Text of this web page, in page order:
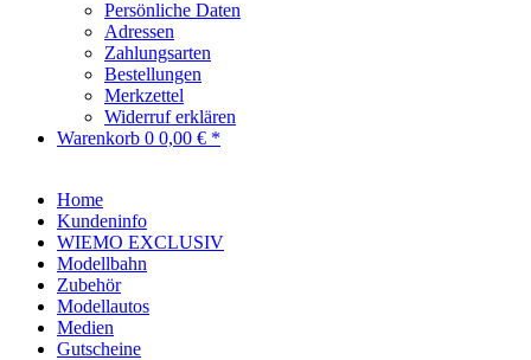
Persönliche Daten
Adressen
Zahlungsarten
Bestellungen
Merkzettel
Widerruf erklären
Warenkorb 0 0,00 € *
Home
Kundeninfo
WIEMO EXCLUSIV
Modellbahn
Zubehör
Modellautos
Medien
Gutscheine